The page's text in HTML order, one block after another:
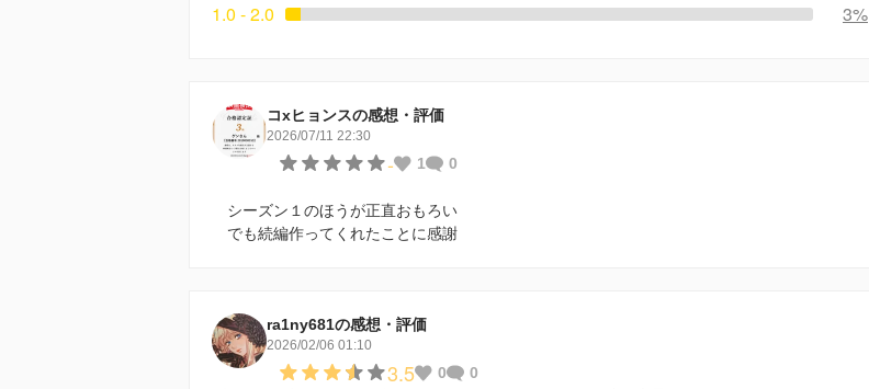
1.0 - 2.0
3%
コxヒョンスの感想・評価
2026/07/11 22:30
- 1 0
シーズン１のほうが正直おもろい
でも続編作ってくれたことに感謝
ra1ny681の感想・評価
2026/02/06 01:10
3.5 0
0